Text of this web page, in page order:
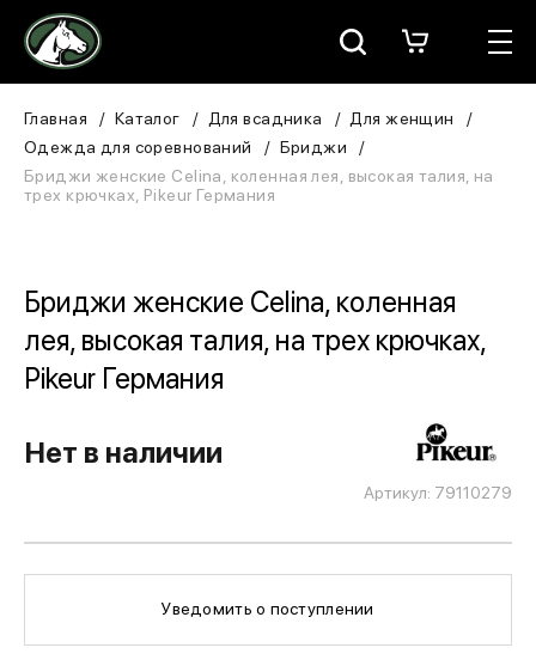
Москва
Для всадника
ЗООТОВАРЫ
Для собаки
Сувениры/Подарки
Главная Каталог Для всадника
Для женщин
Одежда для соревнований
Бриджи
Бриджи женские Celina, коленная лея, высокая талия, на
трех крючках, Pikeur Германия
Бриджи женские Celina, коленная
лея, высокая талия, на трех крючках,
Pikeur Германия
Артикул: 79110279
Нет в наличии
Уведомить о поступлении